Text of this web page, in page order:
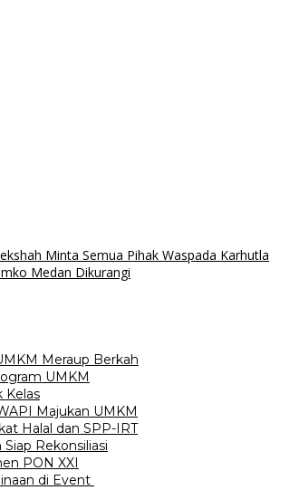
Minta Semua Pihak Waspada Karhutla
Medan Dikurangi
Meraup Berkah
UMKM
Kelas
Majukan UMKM
Halal dan SPP-IRT
Rekonsiliasi
PON XXI
di Event